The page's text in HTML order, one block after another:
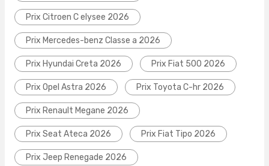
Prix Citroen C elysee 2026
Prix Mercedes-benz Classe a 2026
Prix Hyundai Creta 2026 Prix Fiat 500 2026
Prix Opel Astra 2026 Prix Toyota C-hr 2026
Prix Renault Megane 2026
Prix Seat Ateca 2026 Prix Fiat Tipo 2026
Prix Jeep Renegade 2026